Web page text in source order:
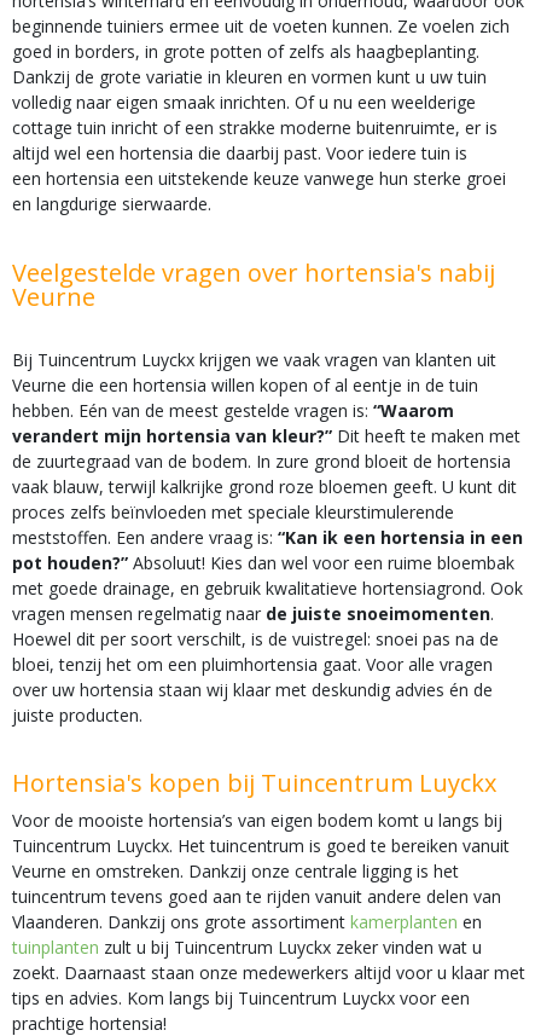
beginnende tuiniers ermee uit de voeten kunnen. Ze voelen zich
goed in borders, in grote potten of zelfs als haagbeplanting.
Dankzij de grote variatie in kleuren en vormen kunt u uw tuin
volledig naar eigen smaak inrichten. Of u nu een weelderige
cottage tuin inricht of een strakke moderne buitenruimte, er is
altijd wel een hortensia die daarbij past. Voor iedere tuin is
een hortensia een uitstekende keuze vanwege hun sterke groei
en langdurige sierwaarde.
Veelgestelde vragen over hortensia's nabij
Veurne
Bij Tuincentrum Luyckx krijgen we vaak vragen van klanten uit
Veurne die een hortensia willen kopen of al eentje in de tuin
hebben. Eén van de meest gestelde vragen is: “Waarom
verandert mijn hortensia van kleur?” Dit heeft te maken met
de zuurtegraad van de bodem. In zure grond bloeit de hortensia
vaak blauw, terwijl kalkrijke grond roze bloemen geeft. U kunt dit
proces zelfs beïnvloeden met speciale kleurstimulerende
meststoffen. Een andere vraag is: “Kan ik een hortensia in een
pot houden?” Absoluut! Kies dan wel voor een ruime bloembak
met goede drainage, en gebruik kwalitatieve hortensiagrond. Ook
vragen mensen regelmatig naar de juiste snoeimomenten.
Hoewel dit per soort verschilt, is de vuistregel: snoei pas na de
bloei, tenzij het om een pluimhortensia gaat. Voor alle vragen
over uw hortensia staan wij klaar met deskundig advies én de
juiste producten.
Hortensia's kopen bij Tuincentrum Luyckx
Voor de mooiste hortensia’s van eigen bodem komt u langs bij
Tuincentrum Luyckx. Het tuincentrum is goed te bereiken vanuit
Veurne en omstreken. Dankzij onze centrale ligging is het
tuincentrum tevens goed aan te rijden vanuit andere delen van
Vlaanderen. Dankzij ons grote assortiment kamerplanten en
tuinplanten zult u bij Tuincentrum Luyckx zeker vinden wat u
zoekt. Daarnaast staan onze medewerkers altijd voor u klaar met
tips en advies. Kom langs bij Tuincentrum Luyckx voor een
prachtige hortensia!